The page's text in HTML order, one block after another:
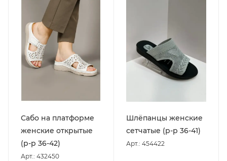
Сабо на платформе
женские открытые
(р-р 36-42)
Арт.: 432450
Шлёпанцы женские
сетчатые (р-р 36-41)
Арт.: 454422